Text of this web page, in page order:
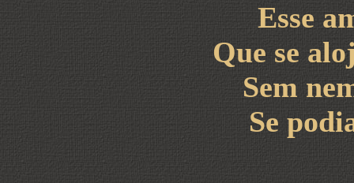
Esse
Que se
Sem
Se